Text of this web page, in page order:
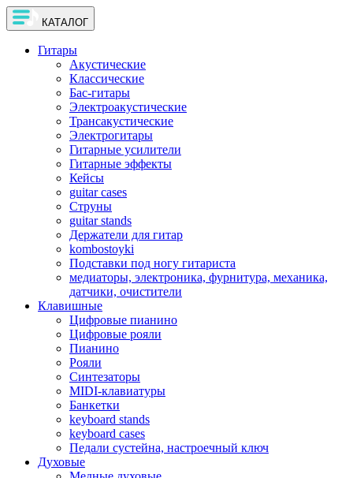
КАТАЛОГ
Гитары
Акустические
Классические
Бас-гитары
Электроакустические
Трансакустические
Электрогитары
Гитарные усилители
Гитарные эффекты
Кейсы
guitar cases
Струны
guitar stands
Держатели для гитар
kombostoyki
Подставки под ногу гитариста
медиаторы, электроника, фурнитура, механика,
датчики, очистители
Клавишные
Цифровые пианино
Цифровые рояли
Пианино
Рояли
Синтезаторы
MIDI-клавиатуры
Банкетки
keyboard stands
keyboard cases
Педали сустейна, настроечный ключ
Духовые